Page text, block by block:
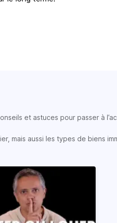
et astuces pour passer à
mais aussi les types de biens